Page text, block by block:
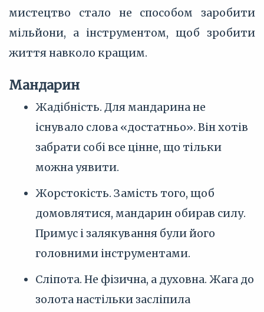
мистецтво стало не способом заробити
мільйони, а інструментом, щоб зробити
життя навколо кращим.
Мандарин
Жадібність. Для мандарина не
існувало слова «достатньо». Він хотів
забрати собі все цінне, що тільки
можна уявити.
Жорстокість. Замість того, щоб
домовлятися, мандарин обирав силу.
Примус і залякування були його
головними інструментами.
Сліпота. Не фізична, а духовна. Жага до
золота настільки засліпила